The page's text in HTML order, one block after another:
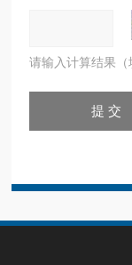
请输入计算结果